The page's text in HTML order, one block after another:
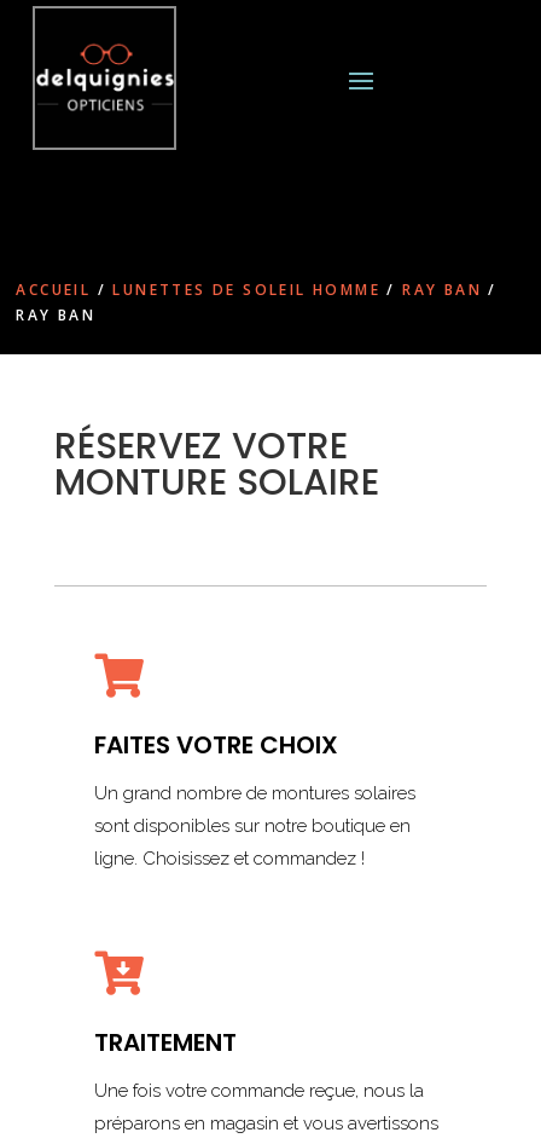
ACCUEIL /LUNETTES DE SOLEIL HOMME /RAY BAN /
RAY BAN
RÉSERVEZ VOTRE
MONTURE SOLAIRE

FAITES VOTRE CHOIX
Un grand nombre de montures solaires
sont disponibles sur notre boutique en
ligne. Choisissez et commandez !

TRAITEMENT
Une fois votre commande reçue, nous la
préparons en magasin et vous avertissons